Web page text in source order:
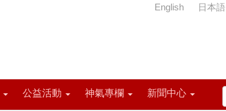
公益活動 神氣專欄 新聞中心
English 日本語